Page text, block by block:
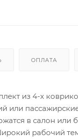
ОПЛАТА
из 4-х
или
в салон
рабочий